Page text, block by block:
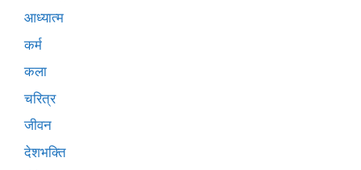
आध्यात्म
कर्म
कला
चरित्र
जीवन
देशभक्ति